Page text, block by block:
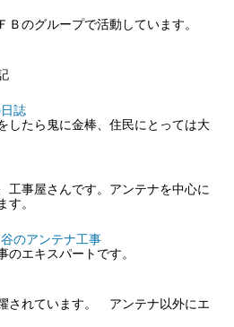
Ｂのグループで活動しています。
誌
したら鬼に金棒、住民にとっては大
工事屋さんです。アンテナを中心に
す。
のアンテナ工事
のエキスパートです。
されています。 アンテナ以外にエ